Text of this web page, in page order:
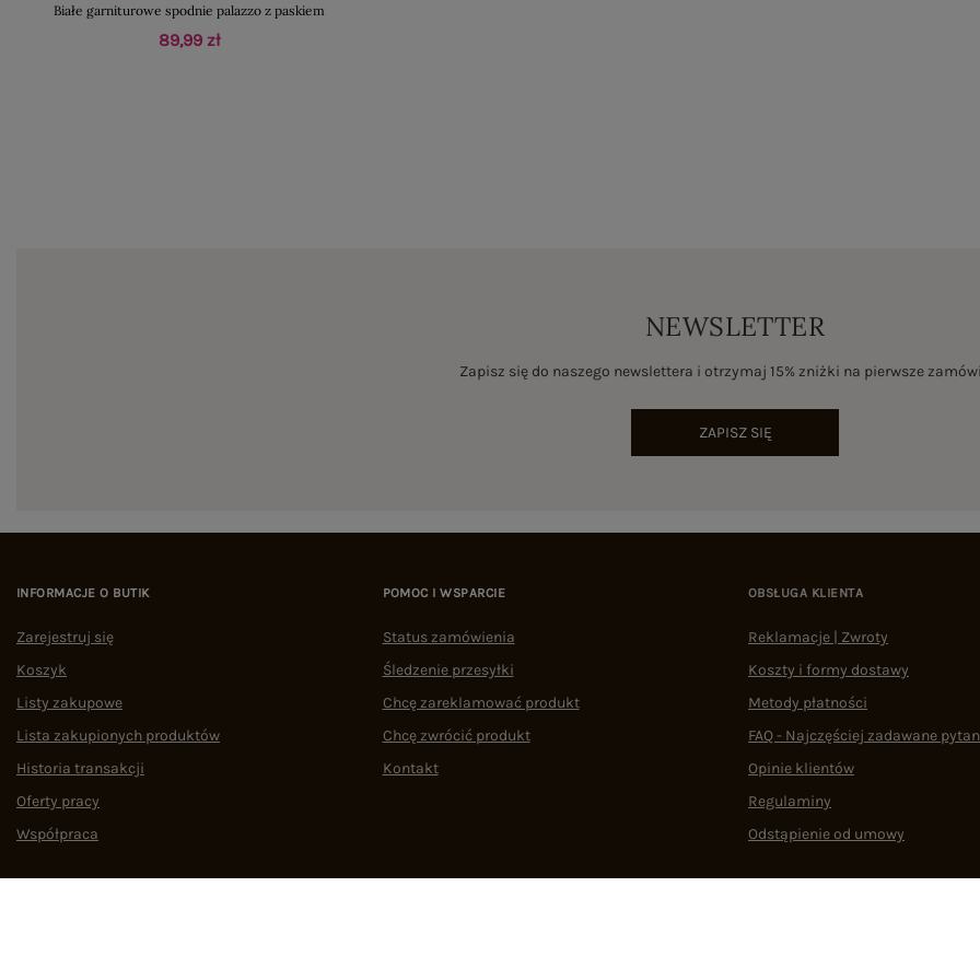
Białe garniturowe spodnie palazzo z paskiem
89,99 zł
NEWSLETTER
Zapisz się do naszego newslettera i otrzymaj 15% zniżki na pierwsze
ZAPISZ SIĘ
INFORMACJE O BUTIK
Zarejestruj się
Koszyk
Listy zakupowe
Lista zakupionych produktów
Historia transakcji
Oferty pracy
Współpraca
POMOC I WSPARCIE
Status zamówienia
Śledzenie przesyłki
Chcę zareklamować produkt
Chcę zwrócić produkt
Kontakt
OBSŁUGA KLIENTA
Reklamacje | Zwroty
Koszty i formy dostawy
Metody płatności
FAQ - Najczęściej zadawane
Opinie klientów
Regulaminy
Odstąpienie od umowy